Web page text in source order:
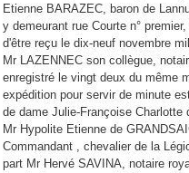
Etienne BARAZEC, baron de
y demeurant rue Courte n°
d'être reçu le dix-neuf novembre
Mr LAZENNEC son collègue,
enregistré le vingt deux du même
expédition pour servir de minute
de dame Julie-Françoise Charlotte
Mr Hypolite Etienne de
Commandant , chevalier de la
part Mr Hervé SAVINA, notaire